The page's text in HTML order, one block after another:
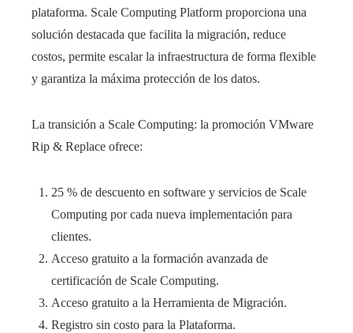
plataforma. Scale Computing Platform proporciona una
solución destacada que facilita la migración, reduce
costos, permite escalar la infraestructura de forma flexible
y garantiza la máxima protección de los datos.
La transición a Scale Computing: la promoción VMware
Rip & Replace ofrece:
25 % de descuento en software y servicios de Scale
Computing por cada nueva implementación para
clientes.
Acceso gratuito a la formación avanzada de
certificación de Scale Computing.
Acceso gratuito a la Herramienta de Migración.
Registro sin costo para la Plataforma.